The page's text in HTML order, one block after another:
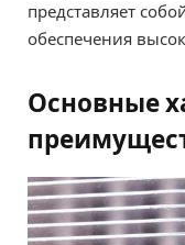
представляет
обеспечения
Основные